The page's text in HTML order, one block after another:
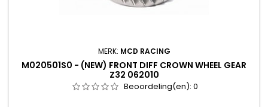
MERK: MCD RACING
M020501S0 - (NEW) FRONT DIFF CROWN WHEEL GEAR
Z32 062010
Beoordeling(en): 0